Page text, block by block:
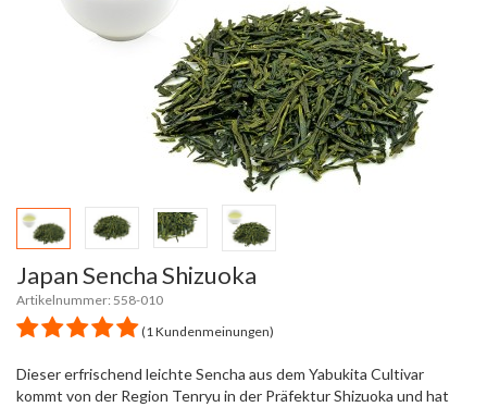
Japan Sencha Shizuoka
Artikelnummer: 558-010
(1 Kundenmeinungen)
Dieser erfrischend leichte Sencha aus dem Yabukita Cultivar
kommt von der Region Tenryu in der Präfektur Shizuoka und hat